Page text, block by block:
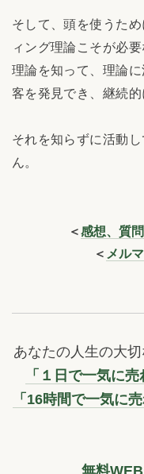
そして、頭を使うた
ィング理論こそが必要
理論を知って、理論
客を発見でき、継続的
それを知らずに活動
ん。
＜感想、質
＜ メル
あなたの人生の大
「１日で一気に
「16時間で一気に